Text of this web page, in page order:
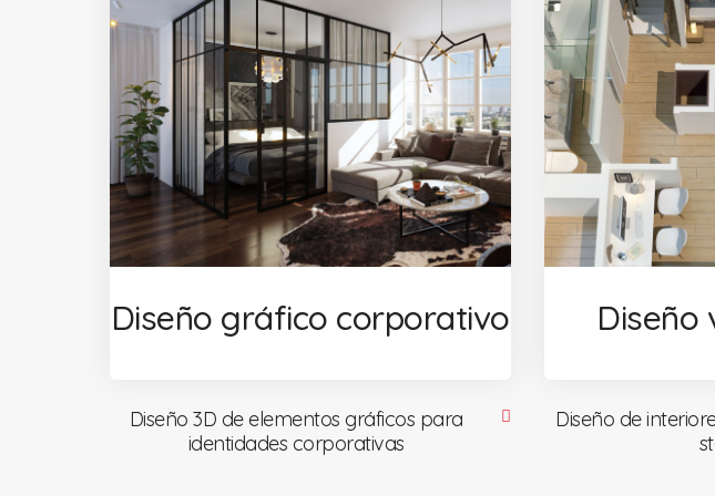
Diseño gráfico corporativo
Diseño 3D de elementos gráficos para
identidades corporativas
Diseño
Diseño de